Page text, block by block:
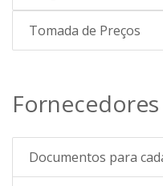
Tomada de Preços
Fornecedores
Documentos para